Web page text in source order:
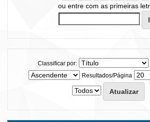
ou entre com as primeiras
Classificar por:
Resultados/Página